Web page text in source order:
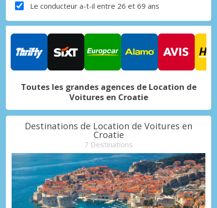
Le conducteur a-t-il entre 26 et 69 ans
Toutes les grandes agences de Location de
Voitures en Croatie
Destinations de Location de Voitures en
Croatie
7 Destinations